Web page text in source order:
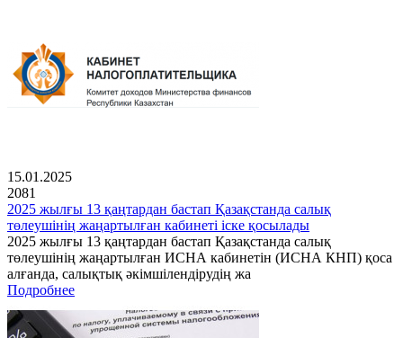
15.01.2025
2081
2025 жылғы 13 қаңтардан бастап Қазақстанда салық
төлеушінің жаңартылған кабинеті іске қосылады
2025 жылғы 13 қаңтардан бастап Қазақстанда салық
төлеушінің жаңартылған ИСНА кабинетін (ИСНА КНП) қоса
алғанда, салықтық әкімшілендірудің жа
Подробнее